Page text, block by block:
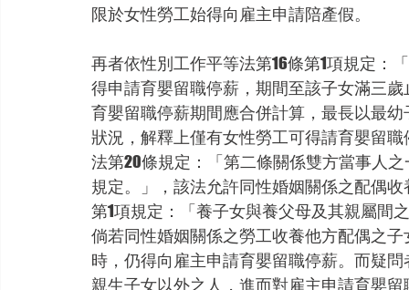
限於女性勞工始得向雇主申請陪產假。
再者依性別工作平等法第16條第1項規定：
得申請育嬰留職停薪，期間至該子女滿三
育嬰留職停薪期間應合併計算，最長以最
狀況，解釋上僅有女性勞工可得請育嬰留
法第20條規定：「第二條關係雙方當事人
規定。」，該法允許同性婚姻關係之配偶
第1項規定：「養子女與養父母及其親屬間
倘若同性婚姻關係之勞工收養他方配偶之
時，仍得向雇主申請育嬰留職停薪。而疑
親生子女以外之人，進而對雇主申請育嬰